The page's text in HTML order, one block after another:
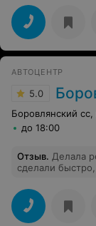
руб.,после
,что долго
000 и на это
АВТОЦЕНТР
5.0
Боровлянский
до 18:00
Отзыв. Делала
сделали
подходом
ремонт была